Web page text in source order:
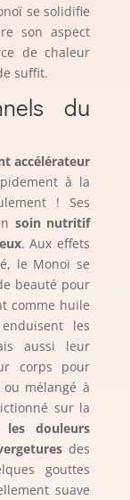
se solidifie
son aspect
de chaleur
suffit.
du
accélérateur
à la
! Ses
soin nutritif
. Aux effets
le Monoï se
beauté pour
comme huile
les
aussi leur
corps pour
mélangé à
sur la
les douleurs
des
gouttes
suave